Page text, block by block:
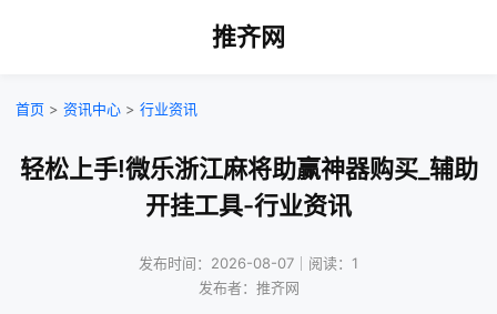
推齐网
首页 > 资讯中心 > 行业资讯
轻松上手!微乐浙江麻将助赢神器购买_辅助
开挂工具-行业资讯
发布时间：2026-08-07｜阅读：1
发布者：推齐网